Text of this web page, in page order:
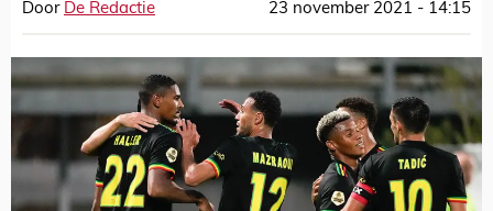
Door De Redactie 23 november 2021 - 14:15